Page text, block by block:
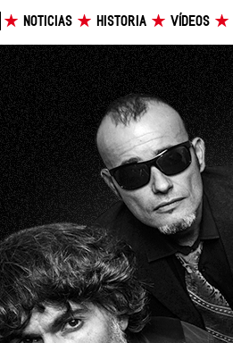
NOTICIAS HISTORIA VÍDEOS